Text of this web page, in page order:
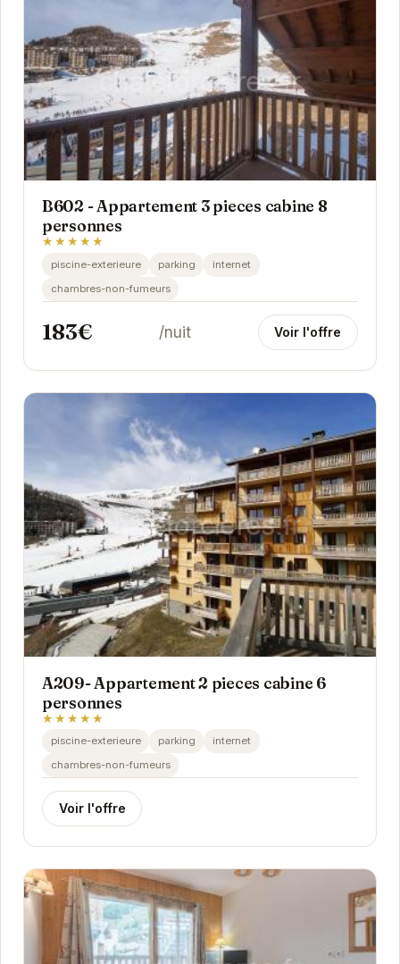
B602 - Appartement 3 pieces cabine 8
personnes
★★★★★
piscine-exterieure parking
internet
chambres-non-fumeurs
183€ /nuit Voir l'offre
A209- Appartement 2 pieces cabine 6
personnes
★★★★★
piscine-exterieure parking
internet
chambres-non-fumeurs
Voir l'offre